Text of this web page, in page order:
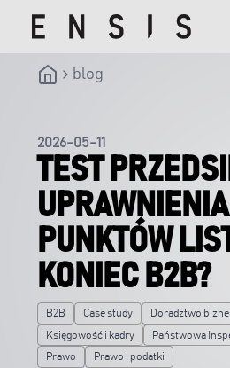
blog
2026-05-11
TEST
PUNKTÓW
KONIEC B2B?
B2B Case study Doradztwo
Księgowość i kadry Państwowa
Prawo Prawo i podatki